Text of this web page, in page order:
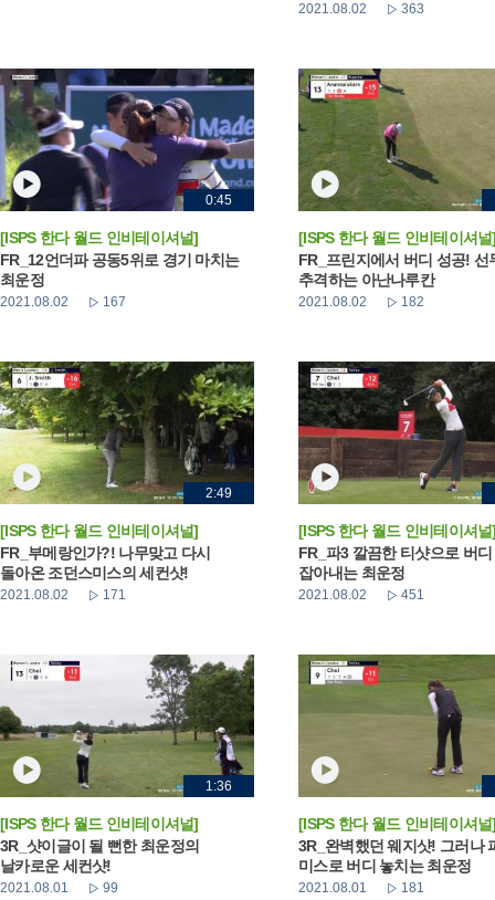
2021.08.02 363
0:45
[ISPS 한다 월드 인비테이셔널]
FR_12언더파 공동5위로 경기 마치는
최운정
2021.08.02 167
[ISPS 한다 월드 인비테이셔
FR_프린지에서 버디 성공! 선
추격하는 아난나루칸
2021.08.02 182
2:49
[ISPS 한다 월드 인비테이셔널]
FR_부메랑인가?! 나무맞고 다시
돌아온 조던스미스의 세컨샷!
2021.08.02 171
[ISPS 한다 월드 인비테이셔
FR_파3 깔끔한 티샷으로 버디
잡아내는 최운정
2021.08.02 451
1:36
[ISPS 한다 월드 인비테이셔널]
3R_샷이글이 될 뻔한 최운정의
날카로운 세컨샷!
2021.08.01 99
[ISPS 한다 월드 인비테이셔
3R_완벽했던 웨지샷! 그러나
미스로 버디 놓치는 최운정
2021.08.01 181